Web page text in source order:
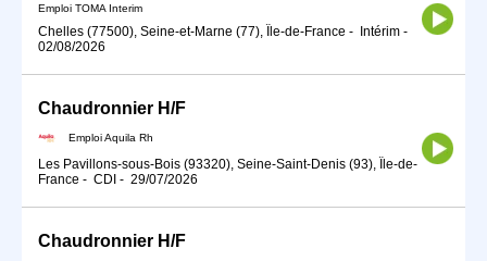
Emploi TOMA Interim
Chelles (77500), Seine-et-Marne (77), Île-de-France - Intérim -
02/08/2026
Chaudronnier H/F
Emploi Aquila Rh
Les Pavillons-sous-Bois (93320), Seine-Saint-Denis (93), Île-de-
France - CDI - 29/07/2026
Chaudronnier H/F